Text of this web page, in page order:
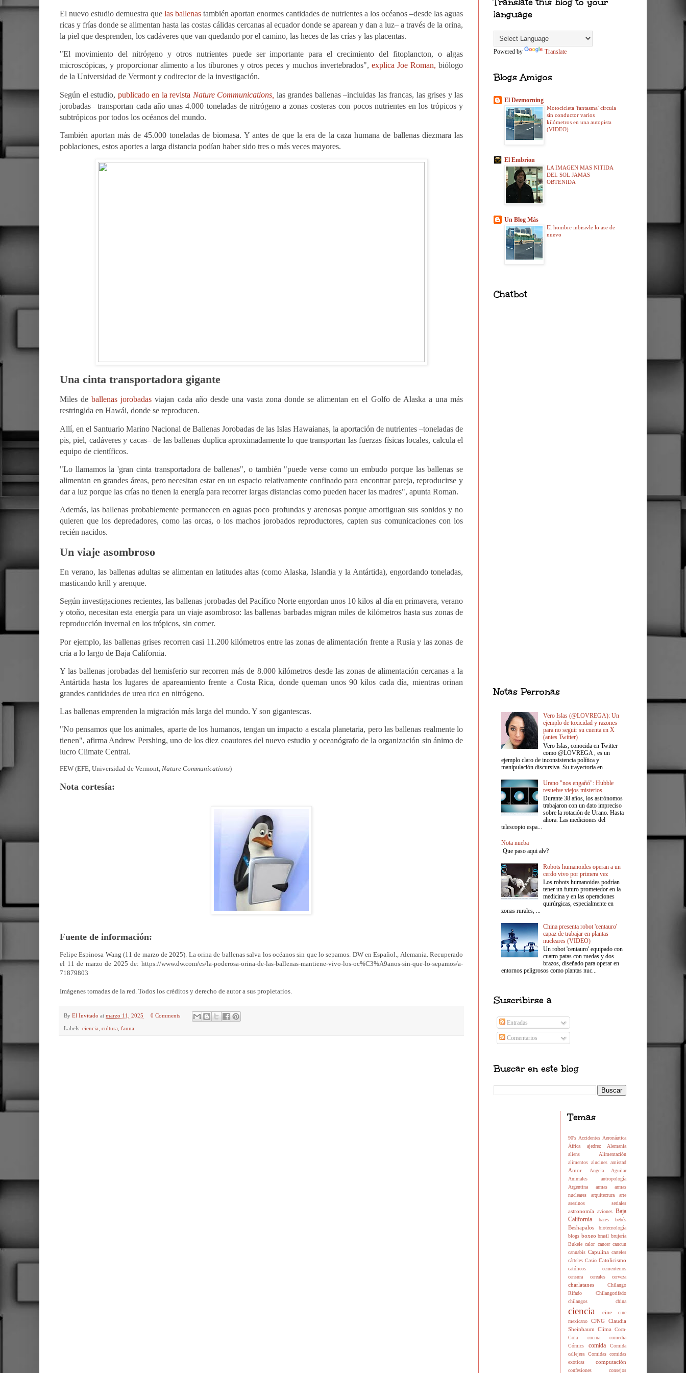
El nuevo estudio demuestra que las ballenas también aportan enormes cantidades de nutrientes a los océanos –desde las aguas
ricas y frías donde se alimentan hasta las costas cálidas cercanas al ecuador donde se aparean y dan a luz– a través de la orina,
la piel que desprenden, los cadáveres que van quedando por el camino, las heces de las crías y las placentas.
"El movimiento del nitrógeno y otros nutrientes puede ser importante para el crecimiento del fitoplancton, o algas
microscópicas, y proporcionar alimento a los tiburones y otros peces y muchos invertebrados", explica Joe Roman, biólogo
de la Universidad de Vermont y codirector de la investigación.
Según el estudio, publicado en la revista Nature Communications, las grandes ballenas –incluidas las francas, las grises y las
jorobadas– transportan cada año unas 4.000 toneladas de nitrógeno a zonas costeras con pocos nutrientes en los trópicos y
subtrópicos por todos los océanos del mundo.
También aportan más de 45.000 toneladas de biomasa. Y antes de que la era de la caza humana de ballenas diezmara las
poblaciones, estos aportes a larga distancia podían haber sido tres o más veces mayores.
Una cinta transportadora gigante
Miles deballenas jorobadas viajan cada año desde una vasta zona donde se alimentan en el Golfo de Alaska a una más
restringida en Hawái, donde se reproducen.
Allí, en el Santuario Marino Nacional de Ballenas Jorobadas de las Islas Hawaianas, la aportación de nutrientes –toneladas de
pis, piel, cadáveres y cacas– de las ballenas duplica aproximadamente lo que transportan las fuerzas físicas locales, calcula el
equipo de científicos.
"Lo llamamos la 'gran cinta transportadora de ballenas", o también "puede verse como un embudo porque las ballenas se
alimentan en grandes áreas, pero necesitan estar en un espacio relativamente confinado para encontrar pareja, reproducirse y
dar a luz porque las crías no tienen la energía para recorrer largas distancias como pueden hacer las madres", apunta Roman.
Además, las ballenas probablemente permanecen en aguas poco profundas y arenosas porque amortiguan sus sonidos y no
quieren que los depredadores, como las orcas, o los machos jorobados reproductores, capten sus comunicaciones con los
recién nacidos.
Un viaje asombroso
En verano, las ballenas adultas se alimentan en latitudes altas (como Alaska, Islandia y la Antártida), engordando toneladas,
masticando krill y arenque.
Según investigaciones recientes, las ballenas jorobadas del Pacífico Norte engordan unos 10 kilos al día en primavera, verano
y otoño, necesitan esta energía para un viaje asombroso: las ballenas barbadas migran miles de kilómetros hasta sus zonas de
reproducción invernal en los trópicos, sin comer.
Por ejemplo, las ballenas grises recorren casi 11.200 kilómetros entre las zonas de alimentación frente a Rusia y las zonas de
cría a lo largo de Baja California.
Y las ballenas jorobadas del hemisferio sur recorren más de 8.000 kilómetros desde las zonas de alimentación cercanas a la
Antártida hasta los lugares de apareamiento frente a Costa Rica, donde queman unos 90 kilos cada día, mientras orinan
grandes cantidades de urea rica en nitrógeno.
Las ballenas emprenden la migración más larga del mundo. Y son gigantescas.
"No pensamos que los animales, aparte de los humanos, tengan un impacto a escala planetaria, pero las ballenas realmente lo
tienen", afirma Andrew Pershing, uno de los diez coautores del nuevo estudio y oceanógrafo de la organización sin ánimo de
lucro Climate Central.
FEW (EFE, Universidad de Vermont, Nature Communications)
Nota cortesía:
Fuente de información:
Felipe Espinosa Wang (11 de marzo de 2025). La orina de ballenas salva los océanos sin que lo sepamos. DW en Español., Alemania. Recuperado
el 11 de marzo de 2025 de: https://www.dw.com/es/la-poderosa-orina-de-las-ballenas-mantiene-vivo-los-oc%C3%A9anos-sin-que-lo-sepamos/a-
71879803
Imágenes tomadas de la red. Todos los créditos y derecho de autor a sus propietarios.
By El Invitado at marzo 11, 2025 0 Comments
Labels: ciencia cultura fauna
language
Powered by Translate
Blogs Amigos
El Dezmorning
Motocicleta 'fantasma' circula
sin conductor varios
kilómetros en una autopista
(VIDEO)
El Embrion
LA IMAGEN MAS NITIDA
DEL SOL JAMAS
OBTENIDA
Un Blog Más
El hombre inbisivle lo ase de
nuevo
Chatbot
Notas Perronas
Vero Islas (@LOVREGA): Un
ejemplo de toxicidad y razones
para no seguir su cuenta en X
(antes Twitter)
Vero Islas, conocida en Twitter
como @LOVREGA , es un
ejemplo claro de inconsistencia política y
manipulación discursiva. Su trayectoria en ...
Urano "nos engañó": Hubble
resuelve viejos misterios
Durante 38 años, los astrónomos
trabajaron con un dato impreciso
sobre la rotación de Urano. Hasta
ahora. Las mediciones del
telescopio espa...
Nota nueba
Que paso aqui alv?
Robots humanoides operan a un
cerdo vivo por primera vez
Los robots humanoides podrían
tener un futuro prometedor en la
medicina y en las operaciones
quirúrgicas, especialmente en
zonas rurales, ...
China presenta robot 'centauro'
capaz de trabajar en plantas
nucleares (VIDEO)
Un robot 'centauro' equipado con
cuatro patas con ruedas y dos
brazos, diseñado para operar en
entornos peligrosos como plantas nuc...
Suscribirse a
Entradas
Comentarios
Buscar en este blog
Temas
90's Accidentes Aeronáutica
África
ajedrez
Alemania
aliens
Alimentación
alimentos alucines amistad
Amor
Angela Aguilar
Animales
antropología
Argentina
armas
armas
nucleares
arquitectura
arte
asesinos seriales
astronomía aviones Baja
California
bares bebés
Beshapalos
biotecnología
blogs boxeo brasil brujería
Bukele calor cancer cancun
cannabis Capulina carteles
cárteles Casio Catolicismo
católicos
cementerios
censura
cereales cerveza
charlatanes
Chilango
Rifado
Chilangorifado
chilangos
china
ciencia cine
cine
mexicano
CJNG Claudia
Sheinbaum Clima
Coca-
Cola
cocina
comedia
Cómics
comida
Comida
callejera
Comidas comidas
exóticas
computación
confesiones consejos